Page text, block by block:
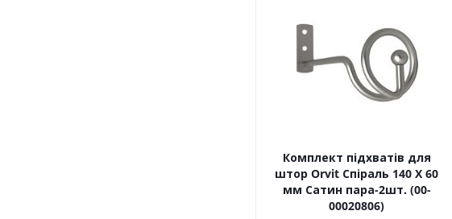
Комплект підхватів для
штор Orvit Спіраль 140 Х 60
мм Сатин пара-2шт. (00-
00020806)